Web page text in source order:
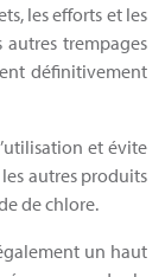
les efforts et les
autres trempages
définitivement
et évite
autres produits
de chlore.
un haut